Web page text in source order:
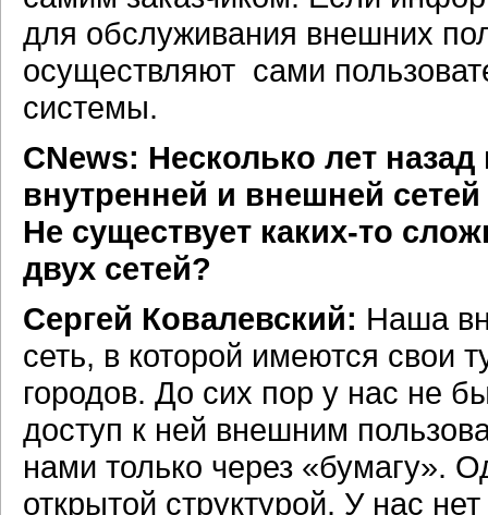
для обслуживания внешних
осуществляют сами
системы.
CNews: Несколько лет
внутренней и внешней
Не существует каких-то
двух сетей?
Сергей Ковалевский: Наша
сеть, в которой имеются свои
городов. До сих пор у нас не
доступ к ней внешним
нами только через «бумагу».
открытой структурой. У нас